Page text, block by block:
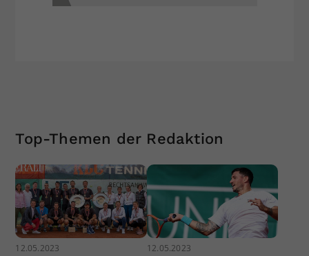
Top-Themen der Redaktion
12.05.2023 12.05.2023